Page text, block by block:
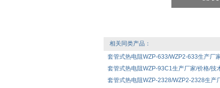
相关同类产品：
套管式热电阻WZP-633/WZP2-633生产厂
套管式热电阻WZP-93C1生产厂家/价格/技
套管式热电阻WZP-2328/WZP2-2328生产